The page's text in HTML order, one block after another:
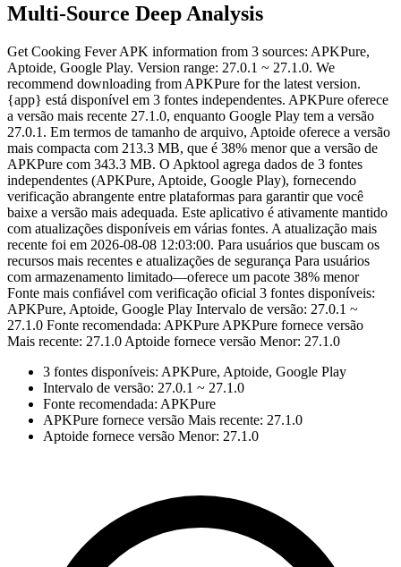
Multi-Source Deep Analysis
Get Cooking Fever APK information from 3 sources: APKPure,
Aptoide, Google Play. Version range: 27.0.1 ~ 27.1.0. We
recommend downloading from APKPure for the latest version.
{app} está disponível em 3 fontes independentes. APKPure oferece
a versão mais recente 27.1.0, enquanto Google Play tem a versão
27.0.1. Em termos de tamanho de arquivo, Aptoide oferece a versão
mais compacta com 213.3 MB, que é 38% menor que a versão de
APKPure com 343.3 MB. O Apktool agrega dados de 3 fontes
independentes (APKPure, Aptoide, Google Play), fornecendo
verificação abrangente entre plataformas para garantir que você
baixe a versão mais adequada. Este aplicativo é ativamente mantido
com atualizações disponíveis em várias fontes. A atualização mais
recente foi em 2026-08-08 12:03:00. Para usuários que buscam os
recursos mais recentes e atualizações de segurança Para usuários
com armazenamento limitado—oferece um pacote 38% menor
Fonte mais confiável com verificação oficial 3 fontes disponíveis:
APKPure, Aptoide, Google Play Intervalo de versão: 27.0.1 ~
27.1.0 Fonte recomendada: APKPure APKPure fornece versão
Mais recente: 27.1.0 Aptoide fornece versão Menor: 27.1.0
3 fontes disponíveis: APKPure, Aptoide, Google Play
Intervalo de versão: 27.0.1 ~ 27.1.0
Fonte recomendada: APKPure
APKPure fornece versão Mais recente: 27.1.0
Aptoide fornece versão Menor: 27.1.0